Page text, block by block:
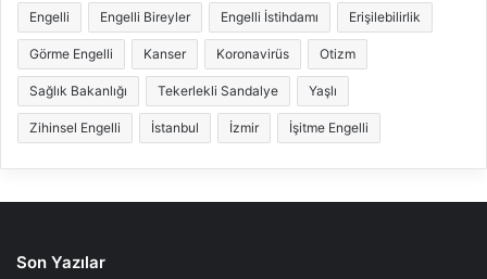
Engelli Engelli Bireyler Engelli İstihdamı Erişilebilirlik
Görme Engelli Kanser Koronavirüs Otizm
Sağlık Bakanlığı Tekerlekli Sandalye Yaşlı
Zihinsel Engelli İstanbul İzmir İşitme Engelli
Son Yazılar